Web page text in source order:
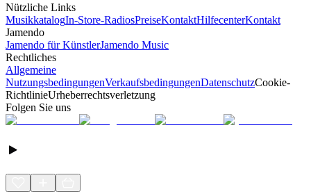
Nützliche Links
MusikkatalogIn-Store-RadiosPreiseKontaktHilfecenterKontakt
Jamendo
Jamendo für KünstlerJamendo Music
Rechtliches
Allgemeine
NutzungsbedingungenVerkaufsbedingungenDatenschutzCookie-
RichtlinieUrheberrechtsverletzung
Folgen Sie uns